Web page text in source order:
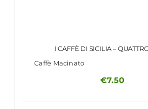
I CAFFÈ DI SICILIA –
Caffè Macinato
€7.50